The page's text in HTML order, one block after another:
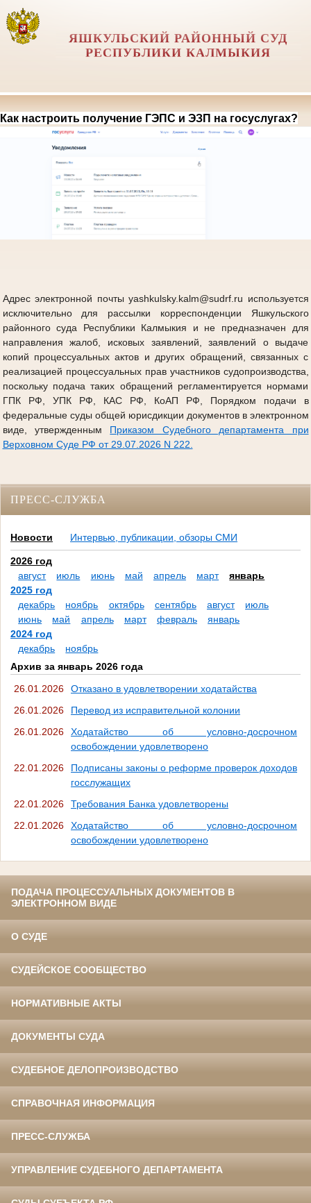
ЯШКУЛЬСКИЙ РАЙОННЫЙ СУД
РЕСПУБЛИКИ КАЛМЫКИЯ
Как настроить получение ГЭПС и ЭЗП на госуслугах?
Адрес электронной почты yashkulsky.kalm@sudrf.ru используется
исключительно для рассылки корреспонденции Яшкульского
районного суда Республики Калмыкия и не предназначен для
направления жалоб, исковых заявлений, заявлений о выдаче
копий процессуальных актов и других обращений, связанных с
реализацией процессуальных прав участников судопроизводства,
поскольку подача таких обращений регламентируется нормами
ГПК РФ, УПК РФ, КАС РФ, КоАП РФ, Порядком подачи в
федеральные суды общей юрисдикции документов в электронном
виде, утвержденным Приказом Судебного департамента при
Верховном Суде РФ от 29.07.2026 N 222.
ПРЕСС-СЛУЖБА
Новости Интервью, публикации, обзоры СМИ
2026 год
август
июль июнь май апрель март
январь
2025 год
декабрь
ноябрь октябрь сентябрь август
июль
июнь
май апрель март февраль
январь
2024 год
декабрь
ноябрь
Архив за январь 2026 года
26.01.2026
Отказано в удовлетворении ходатайства
26.01.2026
Перевод из исправительной колонии
26.01.2026
Ходатайство об условно-досрочном
освобождении удовлетворено
22.01.2026
Подписаны законы о реформе проверок доходов
госслужащих
22.01.2026
Требования Банка удовлетворены
22.01.2026
Ходатайство об условно-досрочном
освобождении удовлетворено
ПОДАЧА ПРОЦЕССУАЛЬНЫХ ДОКУМЕНТОВ В
ЭЛЕКТРОННОМ ВИДЕ
О СУДЕ
СУДЕЙСКОЕ СООБЩЕСТВО
НОРМАТИВНЫЕ АКТЫ
ДОКУМЕНТЫ СУДА
СУДЕБНОЕ ДЕЛОПРОИЗВОДСТВО
СПРАВОЧНАЯ ИНФОРМАЦИЯ
ПРЕСС-СЛУЖБА
УПРАВЛЕНИЕ СУДЕБНОГО ДЕПАРТАМЕНТА